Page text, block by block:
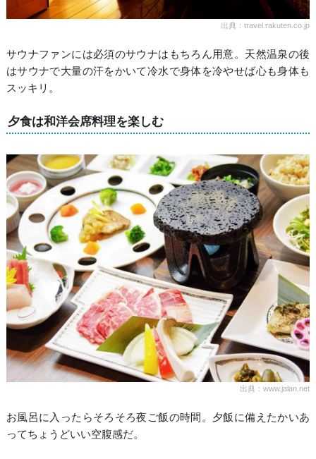
出典：travel.rakuten.co.jp
サウナファンには必須のサウナはもちろん用意。天然温泉の後
はサウナで大量の汗をかいて冷水で身体を冷やせば心も身体も
スッキリ。
夕食は和洋会席料理を楽しむ
出典：www.jalan.net
お風呂に入ったらそろそろ夜ご飯の時間。夕飯に備えたかいあ
ってちょうどいい空腹感だ。